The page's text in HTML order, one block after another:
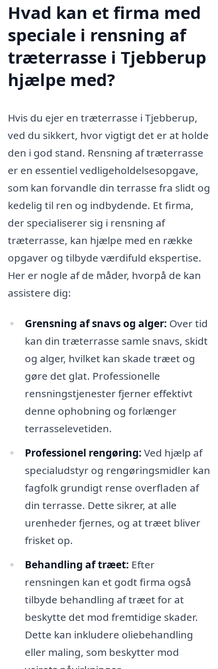
Hvad kan et firma med
speciale i rensning af
træterrasse i Tjebberup
hjælpe med?
Hvis du ejer en træterrasse i Tjebberup,
ved du sikkert, hvor vigtigt det er at holde
den i god stand. Rensning af træterrasse
er en essentiel vedligeholdelsesopgave,
som kan forvandle din terrasse fra slidt og
kedelig til ren og indbydende. Et firma,
der specialiserer sig i rensning af
træterrasse, kan hjælpe med en række
opgaver og tilbyde værdifuld ekspertise.
Her er nogle af de måder, hvorpå de kan
assistere dig:
Grensning af snavs og alger: Over tid
kan din træterrasse samle snavs, skidt
og alger, hvilket kan skade træet og
gøre det glat. Professionelle
rensningstjenester fjerner effektivt
denne ophobning og forlænger
terrasselevetiden.
Professionel rengøring: Ved hjælp af
specialudstyr og rengøringsmidler kan
fagfolk grundigt rense overfladen af
din terrasse. Dette sikrer, at alle
urenheder fjernes, og at træet bliver
frisket op.
Behandling af træet: Efter
rensningen kan et godt firma også
tilbyde behandling af træet for at
beskytte det mod fremtidige skader.
Dette kan inkludere oliebehandling
eller maling, som beskytter mod